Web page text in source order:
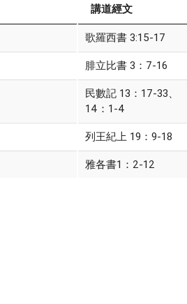
講道經文
歌羅西書 3:15-17
腓立比書 3：7-16
民數記 13：17-33、
14：1-4
列王紀上 19：9-18
雅各書1：2-12